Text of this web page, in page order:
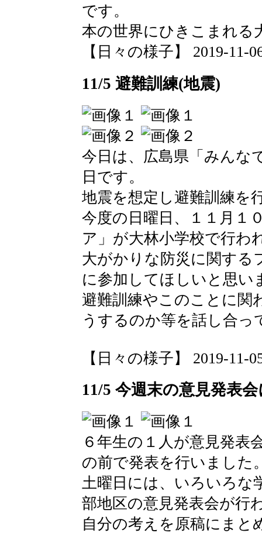
です。
本の世界にひきこまれる
【日々の様子】 2019-11-
11/5 避難訓練(地震)
今日は、広島県「みんな
日です。
地震を想定し避難訓練を
今度の日曜日、１１月１
ア」が大林小学校で行わ
大がかりな防災に関する
に参加してほしいと思い
避難訓練やこのことに関
うするのか等を話し合っ
【日々の様子】 2019-11-
11/5 今週末の意見発表
６年生の１人が意見発表
の前で発表を行いました
土曜日には、いろいろな
部地区の意見発表会が行
自分の考えを原稿にまと